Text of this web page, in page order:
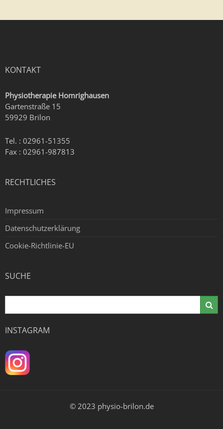
KONTAKT
Physiotherapie Homrighausen
Gartenstraße 15
59929 Brilon
Tel. : 02961-51355
Fax : 02961-987813
RECHTLICHES
Impressum
Datenschutzerklärung
Cookie-Richtlinie-EU
SUCHE
INSTAGRAM
© 2023 physio-brilon.de